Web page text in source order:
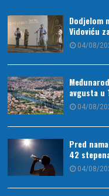
Dodjelom
Vidoviću
04/08/
avgusta u
04/08/
Pred
42
04/08/